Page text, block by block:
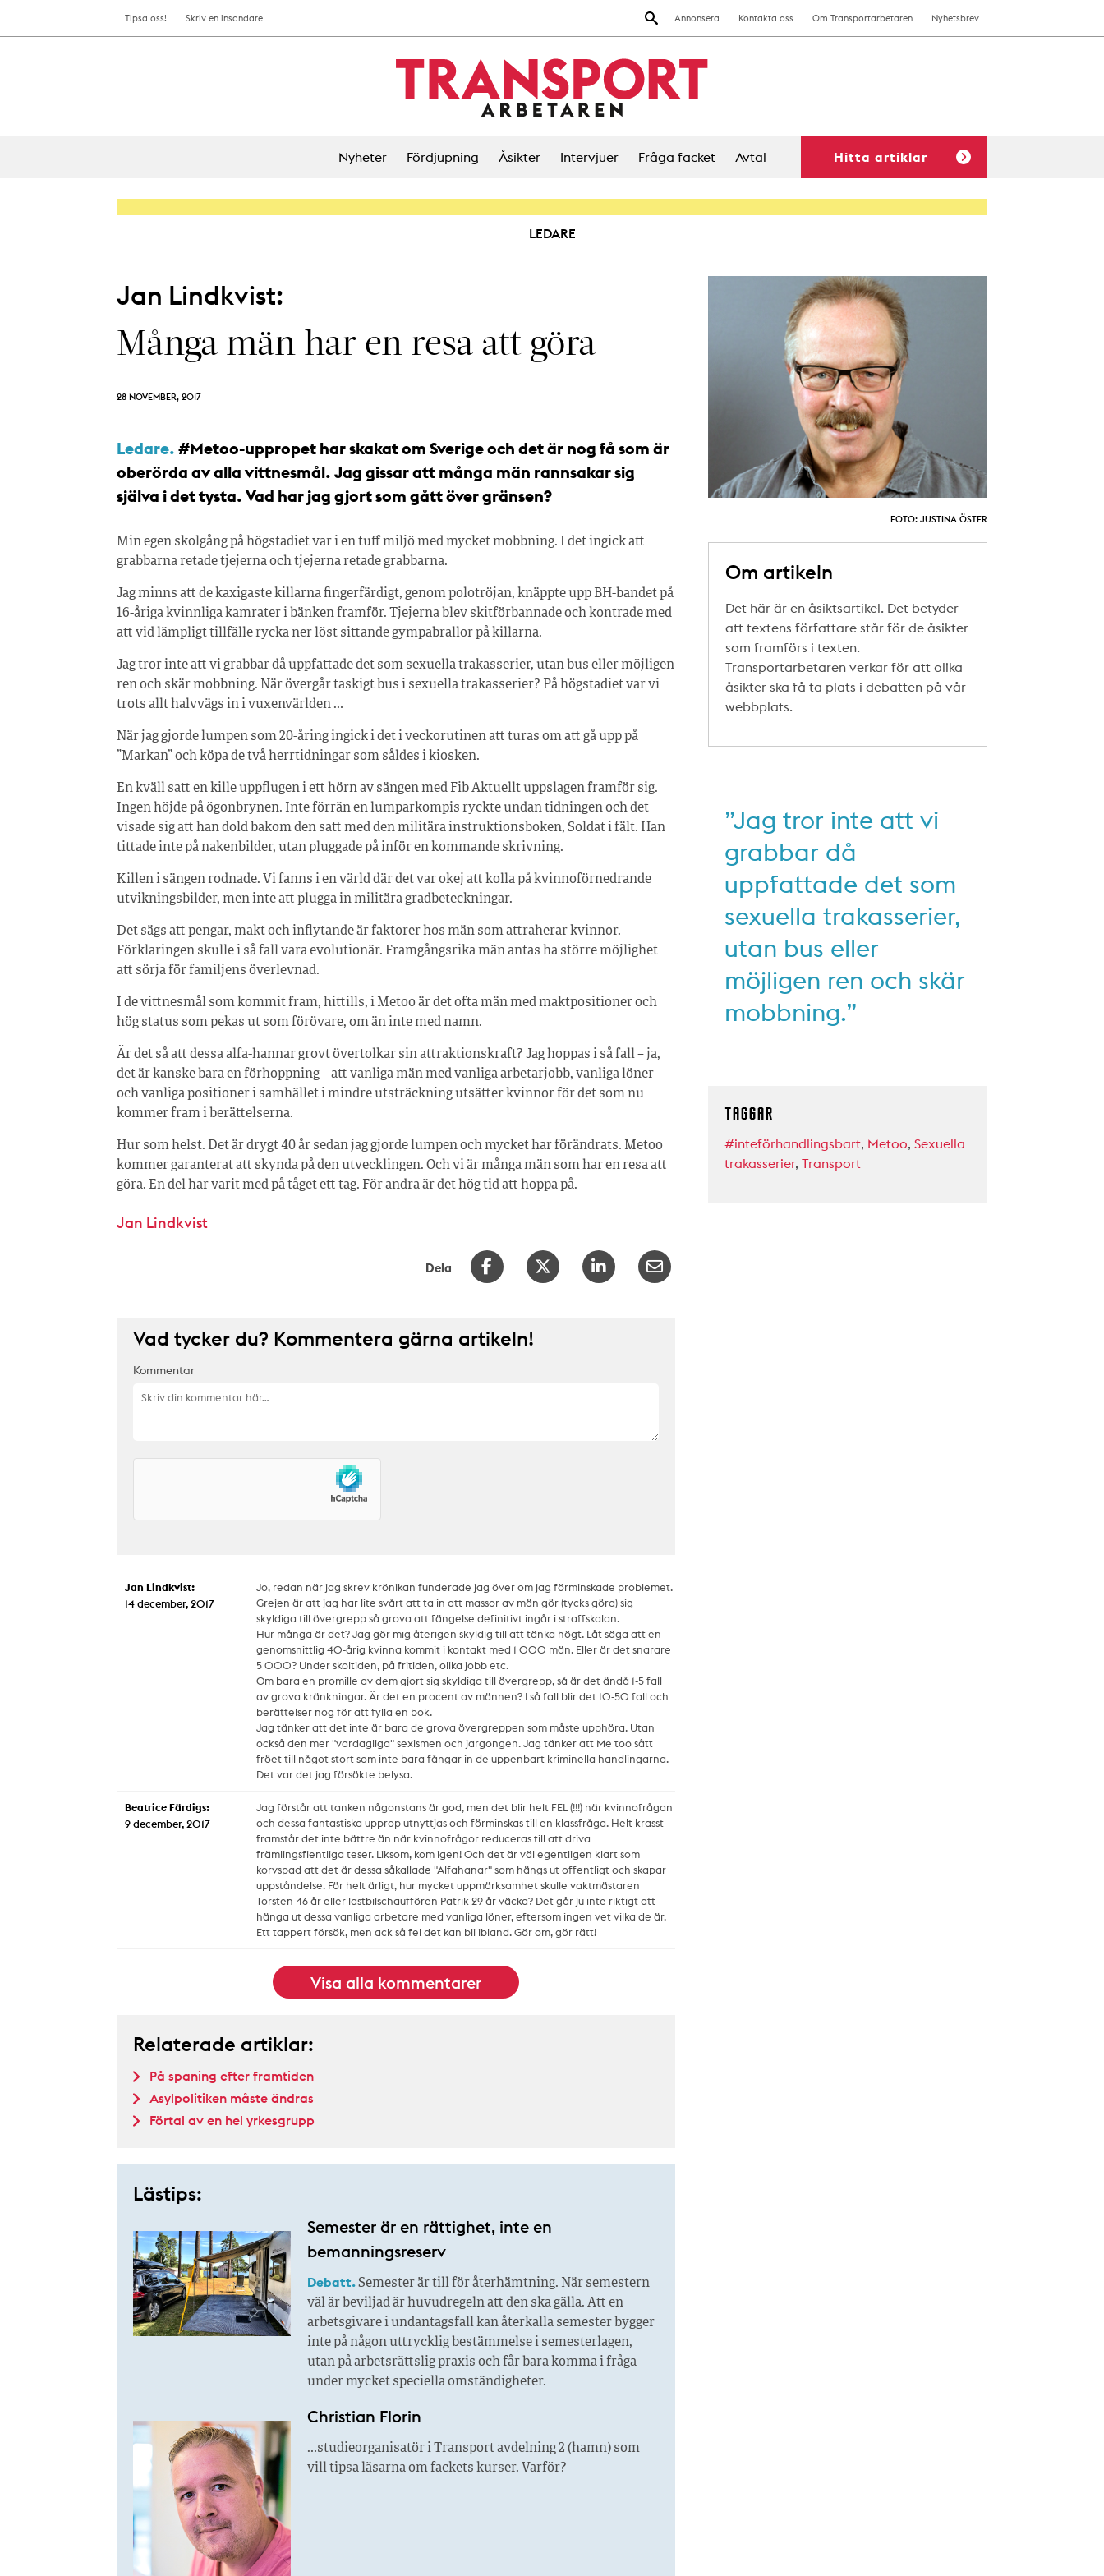
Annonsera Kontakta oss Om Transportarbetaren Nyhetsbrev
Tipsa oss! Skriv en insändare
Nyheter Fördjupning Åsikter Intervjuer Fråga facket Avtal Hitta artiklar
LEDARE
Jan Lindkvist:
Många män har en resa att göra
28 NOVEMBER, 2017
Ledare. #Metoo-uppropet har skakat om Sverige och det är nog få som är
oberörda av alla vittnesmål. Jag gissar att många män rannsakar sig
själva i det tysta. Vad har jag gjort som gått över gränsen?
Min egen skolgång på högstadiet var i en tuff miljö med mycket mobbning. I det ingick att
grabbarna retade tjejerna och tjejerna retade grabbarna.
Jag minns att de kaxigaste killarna fingerfärdigt, genom polotröjan, knäppte upp BH-bandet på
16-åriga kvinnliga kamrater i bänken framför. Tjejerna blev skitförbannade och kontrade med
att vid lämpligt tillfälle rycka ner löst sittande gympabrallor på killarna.
Jag tror inte att vi grabbar då uppfattade det som sexuella trakasserier, utan bus eller möjligen
ren och skär mobbning. När övergår taskigt bus i sexuella trakasserier? På högstadiet var vi
trots allt halvvägs in i vuxenvärlden …
När jag gjorde lumpen som 20-åring ingick i det i veckorutinen att turas om att gå upp på
”Markan” och köpa de två herrtidningar som såldes i kiosken.
En kväll satt en kille uppflugen i ett hörn av sängen med Fib Aktuellt upp­slagen framför sig.
Ingen höjde på ögonbrynen. Inte förrän en lumparkompis ryckte undan tidningen och det
visade sig att han dold bakom den satt med den militära instruktionsboken, Soldat i fält. Han
tittade inte på nakenbilder, utan pluggade på inför en kommande skrivning.
Killen i sängen rodnade. Vi fanns i en värld där det var okej att kolla på kvinnoförnedrande
utvikningsbilder, men inte att plugga in militära gradbeteckningar.
Det sägs att pengar, makt och inflytande är faktorer hos män som attraherar kvinnor.
Förklaringen skulle i så fall vara evolutionär. Framgångsrika män antas ha större möjlighet
att sörja för familjens överlevnad.
I de vittnesmål som kommit fram, hittills, i Metoo är det ofta män med maktpositioner och
hög status som pekas ut som förövare, om än inte med namn.
Är det så att dessa alfa-hannar grovt övertolkar sin attraktionskraft? Jag hoppas i så fall – ja,
det är kanske bara en förhoppning – att vanliga män med vanliga arbetarjobb, vanliga löner
och vanliga positioner i samhället i mindre utsträckning utsätter kvinnor för det som nu
kommer fram i berättelserna.
Hur som helst. Det är drygt 40 år sedan jag gjorde lumpen och mycket har förändrats. Metoo
kommer garanterat att skynda på den utvecklingen. Och vi är många män som har en resa att
göra. En del har varit med på tåget ett tag. För andra är det hög tid att hoppa på.
Jan Lindkvist
Dela
Vad tycker du? Kommentera gärna artikeln!
Kommentar
Jan Lindkvist:
14 december, 2017
Jo, redan när jag skrev krönikan funderade jag över om jag förminskade problemet.
Grejen är att jag har lite svårt att ta in att massor av män gör (tycks göra) sig
skyldiga till övergrepp så grova att fängelse definitivt ingår i straffskalan.
Hur många är det? Jag gör mig återigen skyldig till att tänka högt. Låt säga att en
genomsnittlig 40-årig kvinna kommit i kontakt med 1 000 män. Eller är det snarare
5 000? Under skoltiden, på fritiden, olika jobb etc.
Om bara en promille av dem gjort sig skyldiga till övergrepp, så är det ändå 1-5 fall
av grova kränkningar. Är det en procent av männen? I så fall blir det 10-50 fall och
berättelser nog för att fylla en bok.
Jag tänker att det inte är bara de grova övergreppen som måste upphöra. Utan
också den mer "vardagliga" sexismen och jargongen. Jag tänker att Me too sått
fröet till något stort som inte bara fångar in de uppenbart kriminella handlingarna.
Det var det jag försökte belysa.
Beatrice Färdigs:
9 december, 2017
Jag förstår att tanken någonstans är god, men det blir helt FEL (!!!) när kvinnofrågan
och dessa fantastiska upprop utnyttjas och förminskas till en klassfråga. Helt krasst
framstår det inte bättre än när kvinnofrågor reduceras till att driva
främlingsfientliga teser. Liksom, kom igen! Och det är väl egentligen klart som
korvspad att det är dessa såkallade "Alfahanar" som hängs ut offentligt och skapar
uppståndelse. För helt ärligt, hur mycket uppmärksamhet skulle vaktmästaren
Torsten 46 år eller lastbilschauffören Patrik 29 år väcka? Det går ju inte riktigt att
hänga ut dessa vanliga arbetare med vanliga löner, eftersom ingen vet vilka de är.
Ett tappert försök, men ack så fel det kan bli ibland. Gör om, gör rätt!
Visa alla kommentarer
Relaterade artiklar:
På spaning efter framtiden
Asylpolitiken måste ändras
Förtal av en hel yrkesgrupp
Lästips:
Semester är en rättighet, inte en
bemanningsreserv
Debatt.Semester är till för återhämtning. När semestern
väl är beviljad är huvudregeln att den ska gälla. Att en
arbetsgivare i undantagsfall kan återkalla semester bygger
inte på någon uttrycklig bestämmelse i semesterlagen,
utan på arbetsrättslig praxis och får bara komma i fråga
under mycket speciella omständigheter.
Christian Florin
…studieorganisatör i Transport avdelning 2 (hamn) som
vill tipsa läsarna om fackets kurser. Varför?
FOTO: JUSTINA ÖSTER
Om artikeln
Det här är en åsiktsartikel. Det betyder
att textens författare står för de åsikter
som framförs i texten.
Transportarbetaren verkar för att olika
åsikter ska få ta plats i debatten på vår
webbplats.
”Jag tror inte att vi
grabbar då
uppfattade det som
sexuella trakasserier,
utan bus eller
möjligen ren och skär
mobbning.”
TAGGAR
#inteförhandlingsbart, Metoo, Sexuella
trakasserier, Transport